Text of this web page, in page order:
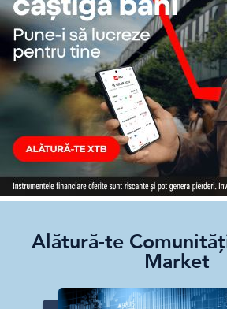
Alătură-te
Market